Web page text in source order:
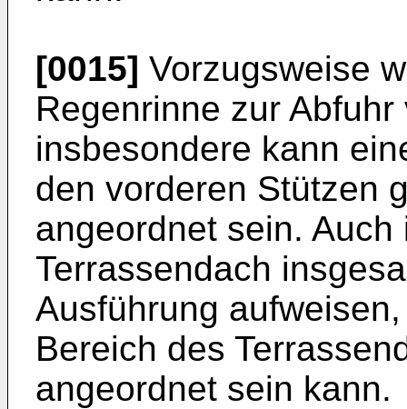
[0015] Vorzugsweise
Regenrinne zur
insbesondere kann
den vorderen Stützen
angeordnet sein.
Terrassendach
Ausführung
Bereich des
angeordnet sein kann.